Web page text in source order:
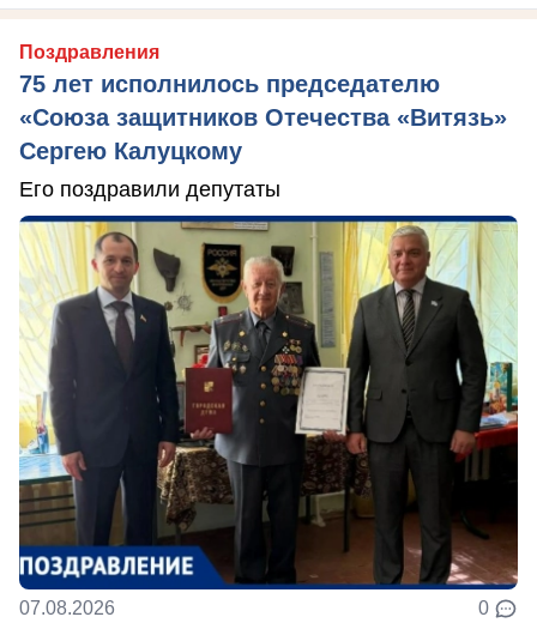
Поздравления
75 лет исполнилось председателю
«Союза защитников Отечества «Витязь»
Сергею Калуцкому
Его поздравили депутаты
07.08.2026 0